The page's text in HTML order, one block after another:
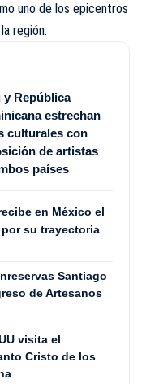
uno de los epicentros
región.
y República
estrechan
culturales con
de artistas
países
en México el
su trayectoria
Santiago
de Artesanos
visita el
Cristo de los